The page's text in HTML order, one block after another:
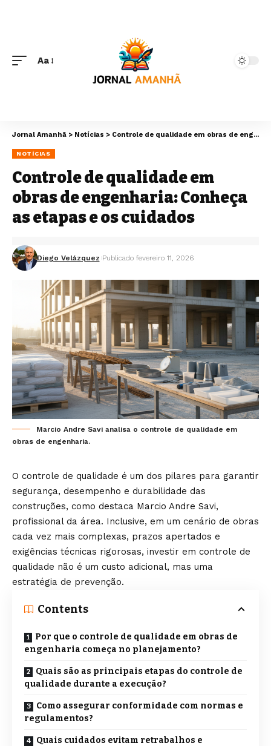
Aa
Jornal Amanhã > Notícias > Controle de qualidade em obras de engenharia: Conheça as etapas e os cuidados
NOTÍCIAS
Controle de qualidade em
obras de engenharia: Conheça
as etapas e os cuidados
Diego Velázquez Publicado fevereiro 11, 2026
Marcio Andre Savi analisa o controle de qualidade em
obras de engenharia.
O controle de qualidade é um dos pilares para garantir
segurança, desempenho e durabilidade das
construções, como destaca Marcio Andre Savi,
profissional da área. Inclusive, em um cenário de obras
cada vez mais complexas, prazos apertados e
exigências técnicas rigorosas, investir em controle de
qualidade não é um custo adicional, mas uma
estratégia de prevenção.
Contents
Por que o controle de qualidade em obras de
engenharia começa no planejamento?
Quais são as principais etapas do controle de
qualidade durante a execução?
Como assegurar conformidade com normas e
regulamentos?
Quais cuidados evitam retrabalhos e